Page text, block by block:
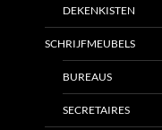
DEKENKISTEN
SCHRIJFMEUBELS
BUREAUS
SECRETAIRES